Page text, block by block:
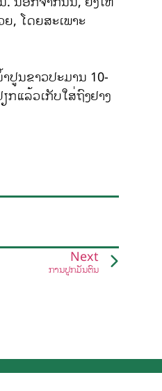
, ໂດຍສະເພາະ
ປູນຂາວປະມານ 10-
ກແລ້ວເກັບໃສ່ຖົງຢາງ
Next
ການປູກມັນຕົ້ນ